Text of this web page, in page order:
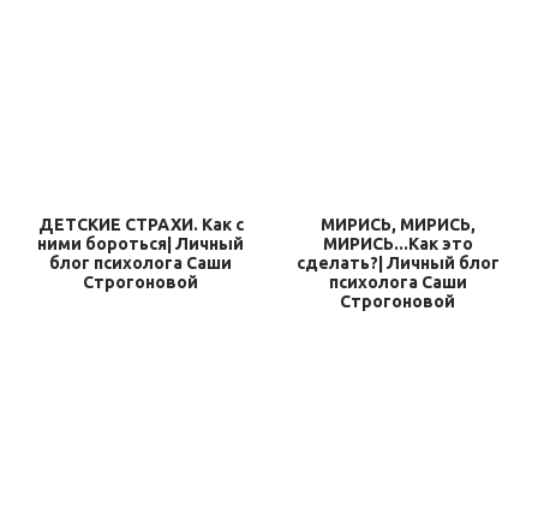
ДЕТСКИЕ СТРАХИ. Как с
ними бороться| Личный
блог психолога Саши
Строгоновой
МИРИСЬ, МИРИСЬ,
МИРИСЬ...Как это
сделать?| Личный блог
психолога Саши
Строгоновой